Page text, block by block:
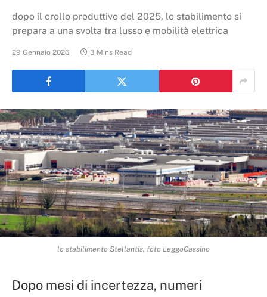
dopo il crollo produttivo del 2025, lo stabilimento si
prepara a una svolta tra lusso e mobilità elettrica
29 Gennaio 2026 3 Mins Read
lo stabilimento Stellantis, foto LeggoCassino
Dopo mesi di incertezza, numeri